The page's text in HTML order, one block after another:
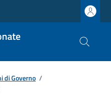
di Governo /